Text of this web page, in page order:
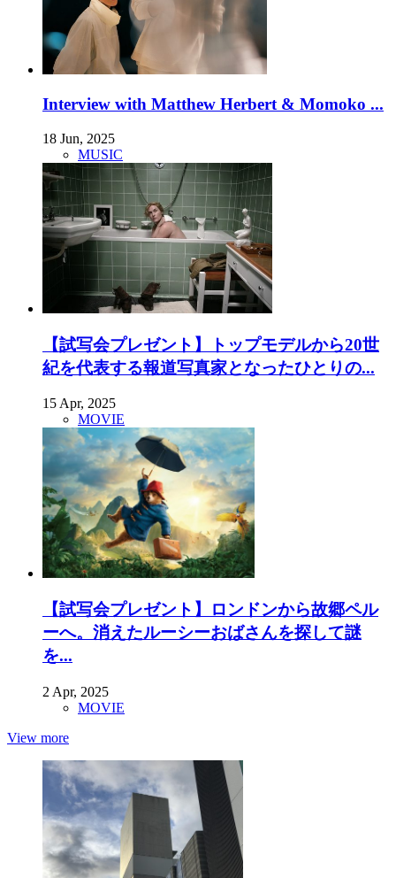
Interview with Matthew Herbert & Momoko ...
18 Jun, 2025
MUSIC
【試写会プレゼント】トップモデルから20世
紀を代表する報道写真家となったひとりの...
15 Apr, 2025
MOVIE
【試写会プレゼント】ロンドンから故郷ペル
ーへ。消えたルーシーおばさんを探して謎
を...
2 Apr, 2025
MOVIE
View more